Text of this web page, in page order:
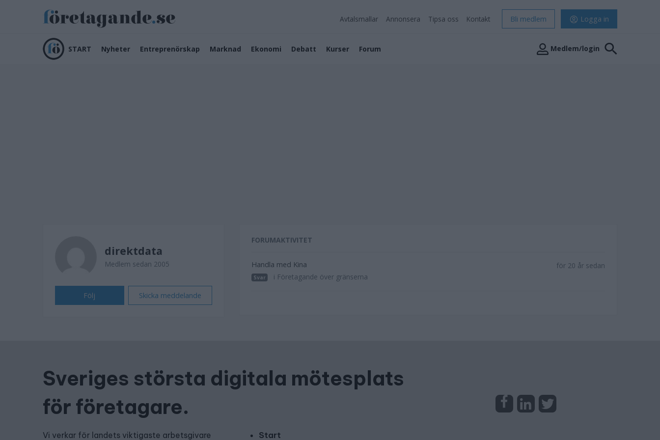
Avtalsmallar Annonsera Tipsa oss Kontakt Bli medlem Logga in
START Nyheter Entreprenörskap Marknad Ekonomi Debatt Kurser Forum Medlem/login
direktdata
Medlem sedan 2005
Följ Skicka meddelande
FORUMAKTIVITET
Handla med Kina
Svar i Företagande över gränserna
för 20 år sedan
Sveriges största digitala mötesplats
för företagare.
Vi verkar för landets viktigaste arbetsgivare Start